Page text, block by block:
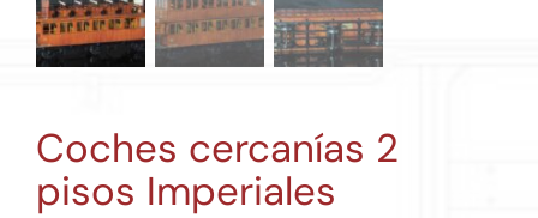
Coches cercanías 2
pisos Imperiales